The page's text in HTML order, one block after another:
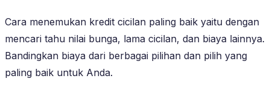
Cara menemukan kredit cicilan paling baik yaitu dengan
mencari tahu nilai bunga, lama cicilan, dan biaya lainnya.
Bandingkan biaya dari berbagai pilihan dan pilih yang
paling baik untuk Anda.